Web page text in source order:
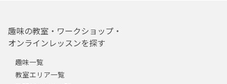
趣味の教室・ワークショップ・
オンラインレッスンを探す
趣味一覧
教室エリア一覧